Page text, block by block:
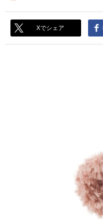
Xでシェア